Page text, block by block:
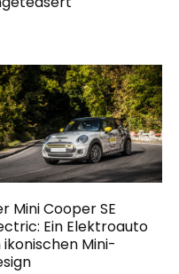
Mini Cooper SE
Ein Elektroauto
ikonischen Mini-